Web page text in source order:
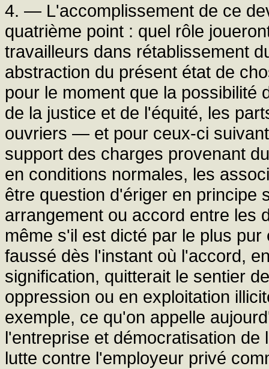
4. — L'accomplissement de ce
quatrième point : quel rôle
travailleurs dans rétablissement
abstraction du présent état de
pour le moment que la possibilité
de la justice et de l'équité, les
ouvriers — et pour ceux-ci
support des charges provenant
en conditions normales, les
être question d'ériger en principe
arrangement ou accord entre les
même s'il est dicté par le plus
faussé dès l'instant où l'accord,
signification, quitterait le sentier
oppression ou en exploitation
exemple, ce qu'on appelle
l'entreprise et démocratisation
lutte contre l'employeur privé